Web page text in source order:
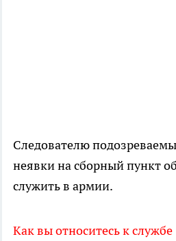
Следователю
неявки на сборный пункт
служить в армии.
Как вы относитесь к службе